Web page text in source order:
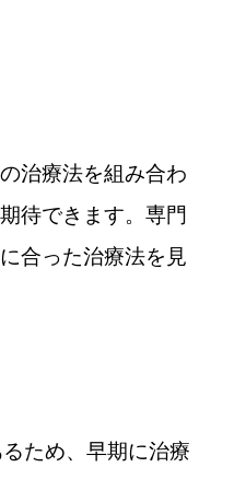
治療法を組み合わ
待できます。専門
合った治療法を見
ため、早期に治療